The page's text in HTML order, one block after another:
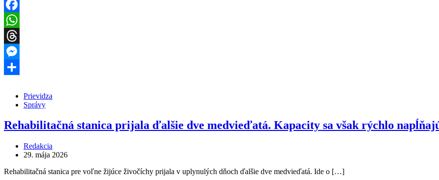
Facebook
WhatsApp
Threads
Messenger
Prievidza
Správy
Rehabilitačná stanica prijala ďalšie dve medvieďatá. Kapacity sa však rýchlo
Redakcia
29. mája 2026
Rehabilitačná stanica pre voľne žijúce živočíchy prijala v uplynulých dňoch ďalšie dve medvieďatá. Ide o […]